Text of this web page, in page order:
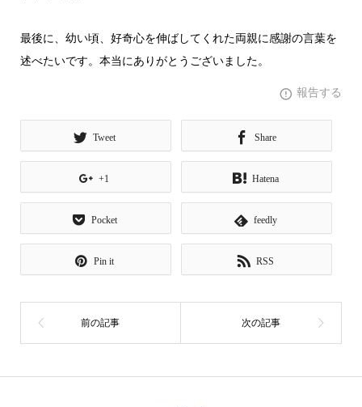
最後に、幼い頃、好奇心を伸ばしてくれた両親に感謝の言葉を
述べたいです。本当にありがとうございました。
報告する
Tweet Share
+1 Hatena
Pocket feedly
Pin it RSS